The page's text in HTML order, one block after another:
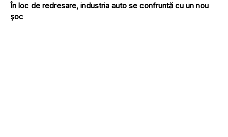
În loc de redresare, industria auto se confruntă cu un nou
șoc